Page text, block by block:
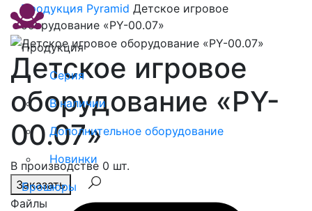
Продукция
Серия
В наличии
Дополнительное оборудование
Новинки
Брошюры
Продукция Pyramid Детское игровое
оборудование «PY-00.07»
Детское игровое
оборудование «PY-
00.07»
В производстве 0 шт.
Заказать
Файлы